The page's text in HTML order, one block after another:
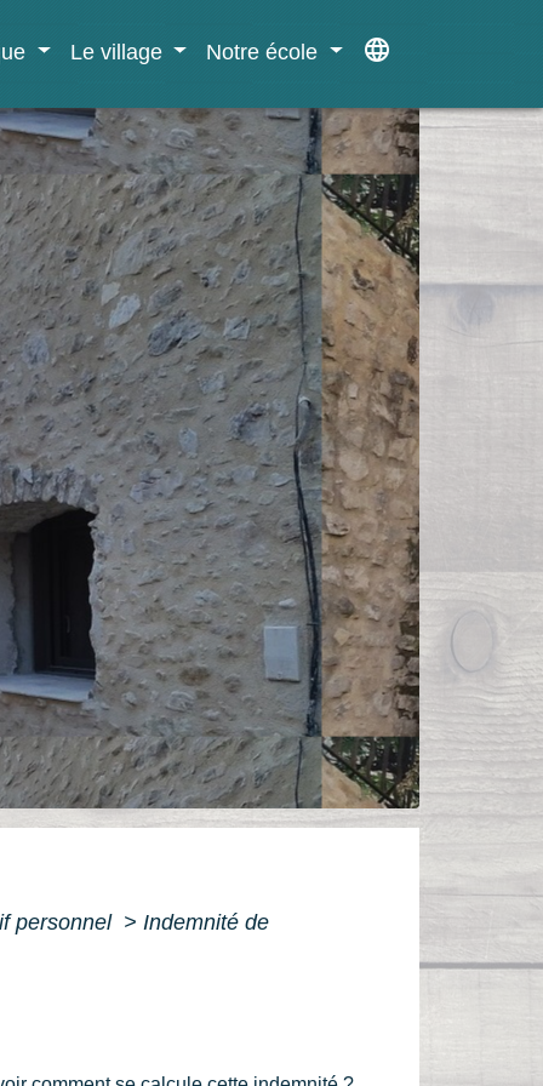
Le village Notre école language
personnel > Indemnité de